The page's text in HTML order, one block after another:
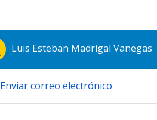
Luis Esteban Madrigal Vanegas
Enviar correo electrónico